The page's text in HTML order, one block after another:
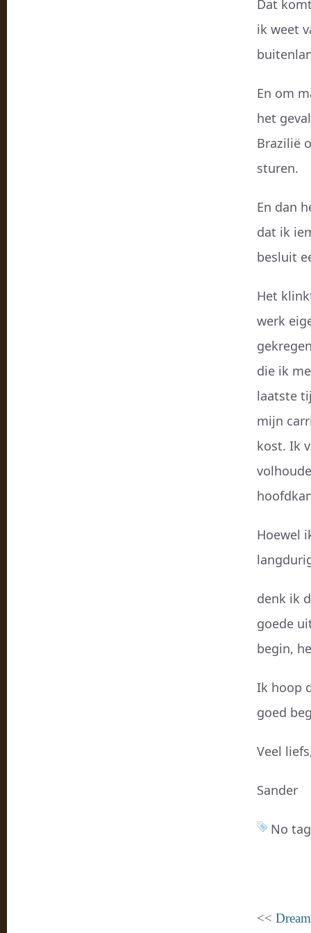
Dat
ik weet
En om
het
Brazilië
sturen.
En dan
dat ik
besluit
Het
werk
die ik
laatste
mijn
kost. Ik
Hoewel
denk ik
goede
begin,
Ik hoop
goed
Veel
Sander
No
<<